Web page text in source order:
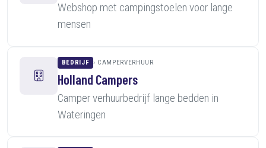
Webshop met campingstoelen voor lange
mensen
BEDRIJF CAMPERVERHUUR
Holland Campers
Camper verhuurbedrijf lange bedden in
Wateringen